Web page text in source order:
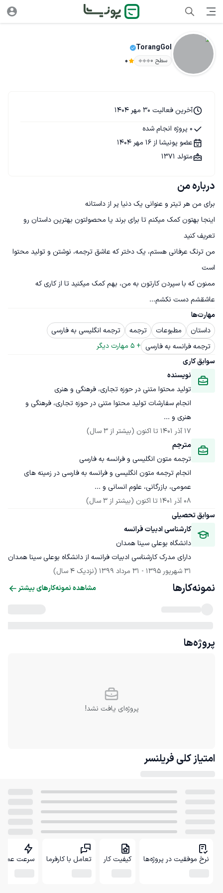
TorangGol
سطح ۰ 0
درباره من
اینجا بهتون کمک میکنم تا برای برند یا محصولتون بهترین داستان رو
من ترنگ عرفانی هستم، یک دختر که عاشق ترجمه، نوشتن و تولید محتوا
ممنون که با سپردن کارتون به من، بهم کمک میکنید تا از کاری که
عاشقشم دست نکشم...
مهارت‌ها
داستان
مطبوعات ترجمه
ترجمه انگلیسی به فارسی
ترجمه فرانسه به فارسی +
5 مهارت دیگر
سوابق کاری
نویسنده
تولید محتوا متنی در حوزه تجاری، فرهنگی و هنری
انجام سفارشات تولید محتوا متنی در حوزه تجاری، فرهنگی و
هنری و ...
17 آذر 1401
تا اکنون (بیشتر از 3 سال)
مترجم
ترجمه متون انگلیسی و فرانسه به فارسی
انجام ترجمه متون انگلیسی و فرانسه به فارسی در زمینه های
عمومی، بازرگانی، علوم انسانی و ...
08 آذر 1401
تا اکنون (بیشتر از 3 سال)
سوابق تحصیلی
کارشناسی ادبیات فرانسه
دانشگاه بوعلی سینا همدان
دارای مدرک کارشناسی ادبیات فرانسه از دانشگاه بوعلی سینا همدان
31 شهریور 1395
- 31 مرداد 1399 (نزدیک 4 سال)
آخرین فعالیت 30 مهر 1404
0 پروژه انجام شده
عضو پونیشا از 16 مهر 1404
متولد 1371
نمونه‌کارها مشاهده نمونه‌کارهای بیشتر
پروژه‌ها
پروژه‌ای یافت نشد!
امتیاز کلی فریلنسر
نرخ موفقیت در پروژه‌ها کیفیت کار تعامل با کارفرما سرعت عمل